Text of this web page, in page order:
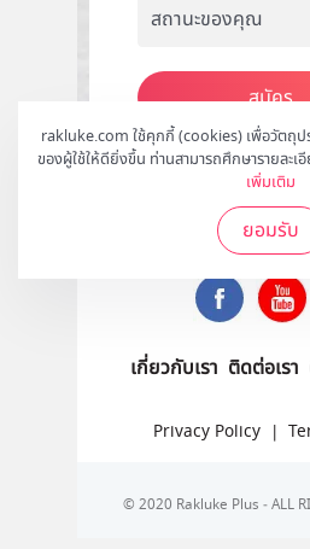
rakluke.com ใช้คุกกี้ (cookies) เพื่อวัตถุ
ของผู้ใช้ให้ดียิ่งขึ้น ท่านสามารถศึกษารายละเ
เพิ่มเติม
ยอมรับ
สมัคร
ติดตามเรา
เกี่ยวกับเรา ติดต่อเรา
Privacy Policy |
© 2020 Rakluke Plus - ALL